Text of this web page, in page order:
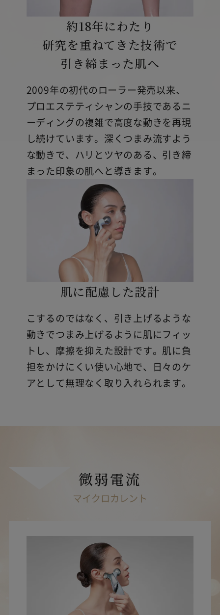
約18年にわたり
研究を重ねてきた技術で
引き締まった肌へ
2009年の初代のローラー発売以来、
プロエステティシャンの手技であるニ
ーディングの複雑で高度な動きを再現
し続けています。深くつまみ流すよう
な動きで、ハリとツヤのある、引き締
まった印象の肌へと導きます。
肌に配慮した設計
こするのではなく、引き上げるような
動きでつまみ上げるように肌にフィッ
トし、摩擦を抑えた設計です。肌に負
担をかけにくい使い心地で、日々のケ
アとして無理なく取り入れられます。
微弱電流
マイクロカレント